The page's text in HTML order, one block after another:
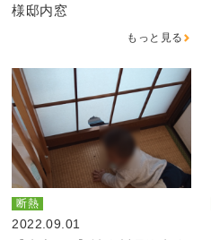
様邸内窓
もっと見る
断熱
2022.09.01